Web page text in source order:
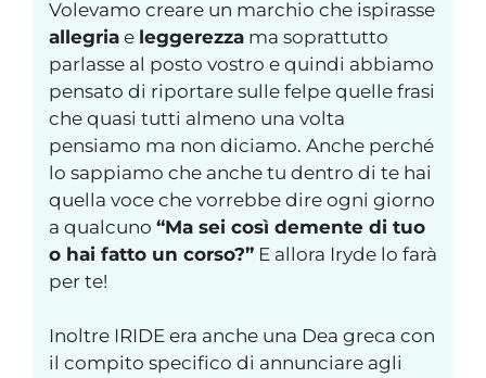
Volevamo creare un marchio che ispirasse
allegria e leggerezza ma soprattutto
parlasse al posto vostro e quindi abbiamo
pensato di riportare sulle felpe quelle frasi
che quasi tutti almeno una volta
pensiamo ma non diciamo. Anche perché
lo sappiamo che anche tu dentro di te hai
quella voce che vorrebbe dire ogni giorno
a qualcuno “Ma sei così demente di tuo
o hai fatto un corso?” E allora Iryde lo farà
per te!
Inoltre IRIDE era anche una Dea greca con
il compito specifico di annunciare agli